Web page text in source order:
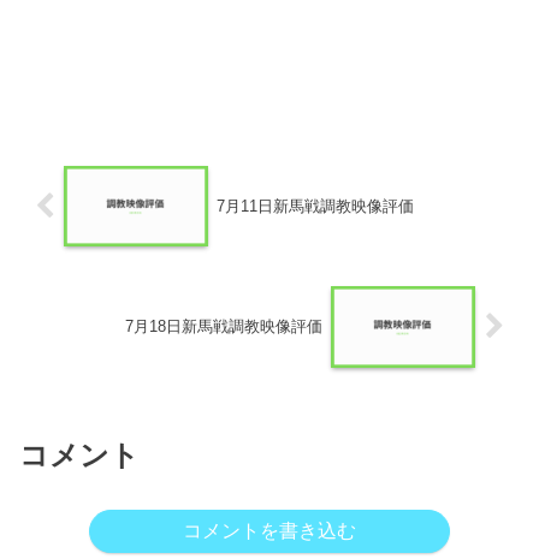
7月11日新馬戦調教映像評価
7月18日新馬戦調教映像評価
コメント
コメントを書き込む